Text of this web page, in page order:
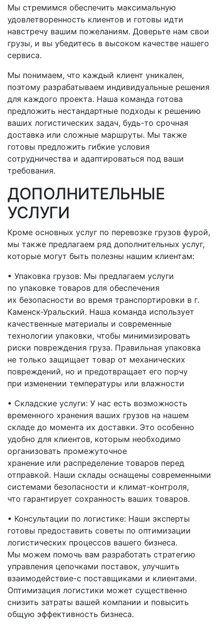
Мы стремимся обеспечить максимальную
удовлетворенность клиентов и готовы идти
навстречу вашим пожеланиям. Доверьте нам свои
грузы, и вы убедитесь в высоком качестве нашего
сервиса.
Мы понимаем, что каждый клиент уникален,
поэтому разрабатываем индивидуальные решения
для каждого проекта. Наша команда готова
предложить нестандартные подходы к решению
ваших логистических задач, будь-то срочная
доставка или сложные маршруты. Мы также
готовы предложить гибкие условия
сотрудничества и адаптироваться под ваши
требования.
ДОПОЛНИТЕЛЬНЫЕ
УСЛУГИ
Кроме основных услуг по перевозке грузов фурой,
мы также предлагаем ряд дополнительных услуг,
которые могут быть полезны нашим клиентам:
• Упаковка грузов: Мы предлагаем услуги
по упаковке товаров для обеспечения
их безопасности во время транспортировки в г.
Каменск-Уральский. Наша команда использует
качественные материалы и современные
технологии упаковки, чтобы минимизировать
риски повреждения груза. Правильная упаковка
не только защищает товар от механических
повреждений, но и предотвращает его порчу
при изменении температуры или влажности
• Складские услуги: У нас есть возможность
временного хранения ваших грузов на нашем
складе до момента их доставки. Это особенно
удобно для клиентов, которым необходимо
организовать промежуточное
хранение или распределение товаров перед
отправкой. Наши склады оснащены современными
системами безопасности и климат-контроля,
что гарантирует сохранность ваших товаров.
• Консультации по логистике: Наши эксперты
готовы предоставить советы по оптимизации
логистических процессов вашего бизнеса.
Мы можем помочь вам разработать стратегию
управления цепочками поставок, улучшить
взаимодействие-с поставщиками и клиентами.
Оптимизация логистики может существенно
снизить затраты вашей компании и повысить
общую эффективность бизнеса.